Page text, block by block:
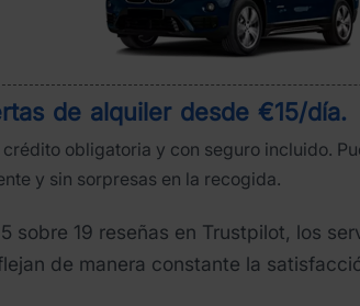
de alquiler desde €15/día.
obligatoria y con seguro incluido.
y sin sorpresas en la recogida.
sobre 19 reseñas en Trustpilot, los
de manera constante la